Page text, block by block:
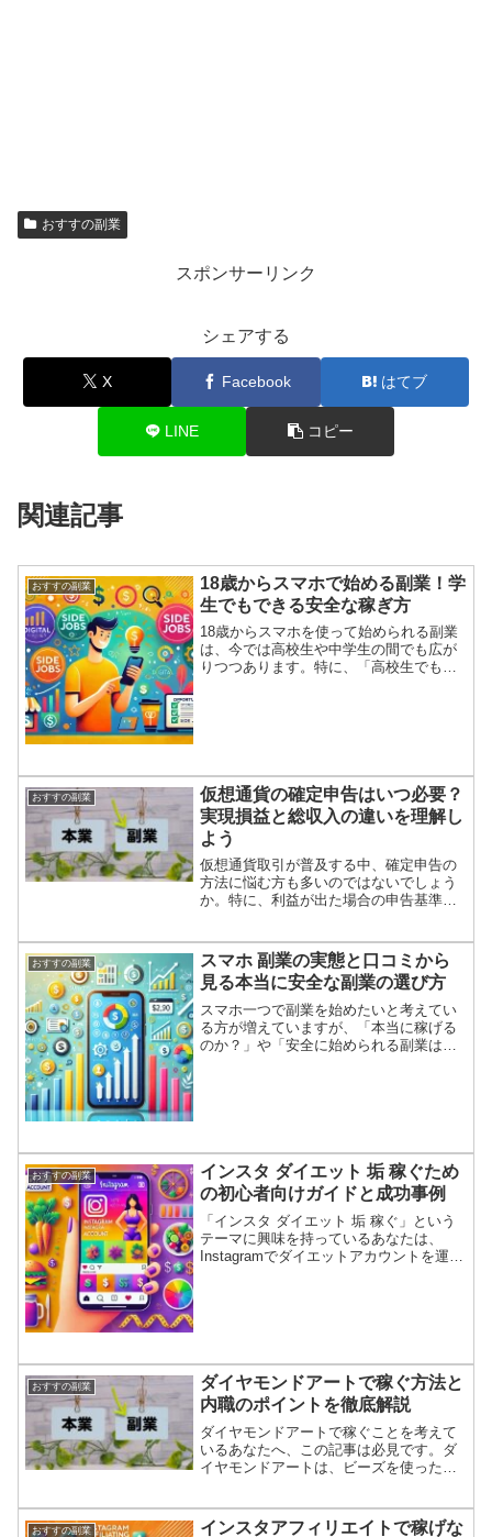
おすすの副業
スポンサーリンク
シェアする
X Facebook はてブ
LINE コピー
関連記事
おすすの副業
18歳からスマホで始める副業！学
生でもできる安全な稼ぎ方
18歳からスマホを使って始められる副業
は、今では高校生や中学生の間でも広が
りつつあります。特に、「高校生でもで
おすすの副業
仮想通貨の確定申告はいつ必要？
実現損益と総収入の違いを理解し
よう
仮想通貨取引が普及する中、確定申告の
方法に悩む方も多いのではないでしょう
か。特に、利益が出た場合の申告基準に
想通貨の確定申告が必要となるタイミン
グと、実現損益および総収...
おすすの副業
スマホ 副業の実態と口コミから
見る本当に安全な副業の選び方
スマホ一つで副業を始めたいと考えてい
る方が増えていますが、「本当に稼げる
のか？」や「安全に始められる副業はあ
おすすの副業
インスタ ダイエット 垢 稼ぐため
の初心者向けガイドと成功事例
「インスタ ダイエット 垢 稼ぐ」という
テーマに興味を持っているあなたは、
Instagramでダイエットアカウントを運用
おすすの副業
ダイヤモンドアートで稼ぐ方法と
内職のポイントを徹底解説
ダイヤモンドアートで稼ぐことを考えて
いるあなたへ、この記事は必見です。ダ
イヤモンドアートは、ビーズを使った美
ています。特に、ダイヤモンドアートを
おすすの副業 インスタアフィリエイトで稼げな